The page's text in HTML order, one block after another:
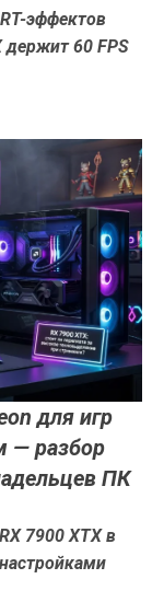
эффектов
держит 60 FPS
для игр
— разбор
ПК
7900 XTX в